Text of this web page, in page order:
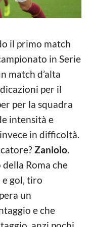
il primo match
in Serie
match d’alta
per il
per la squadra
intensità e
in difficoltà.
Zaniolo.
Roma che
gol, tiro
un
e che